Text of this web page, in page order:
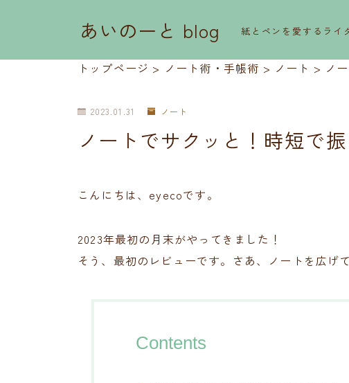
あいのーと blog 紙とペンを愛するライ
トップページ > ノート術・手帳術 > ノート > ノ
2023.01.31 ノート
ノートでサクッと！時短で
こんにちは、eyecoです。
2023年最初の月末がやってきました！
そう、最初のレビューです。さあ、ノートを広げ
Contents